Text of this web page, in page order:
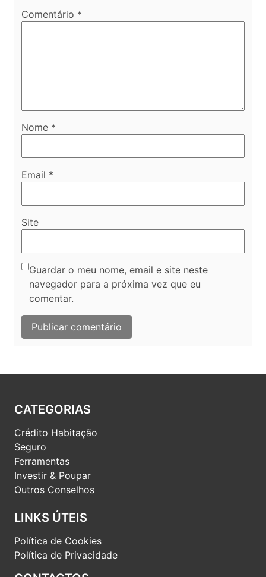
Comentário *
Nome *
Email *
Site
Guardar o meu nome, email e site neste
navegador para a próxima vez que eu
comentar.
CATEGORIAS
Crédito Habitação
Seguro
Ferramentas
Investir & Poupar
Outros Conselhos
LINKS ÚTEIS
Política de Cookies
Política de Privacidade